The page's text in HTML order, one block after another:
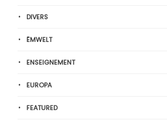
DIVERS
ËMWELT
ENSEIGNEMENT
EUROPA
FEATURED